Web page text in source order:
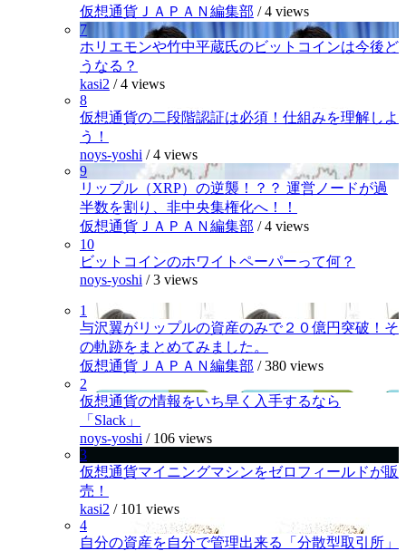
仮想通貨ＪＡＰＡＮ編集部 /4 views
7
ホリエモンや竹中平蔵氏のビットコインは今後ど
うなる？
kasi2 /4 views
8
仮想通貨の二段階認証は必須！仕組みを理解しよ
う！
noys-yoshi /4 views
9
リップル（XRP）の逆襲！？？ 運営ノードが過
半数を割り、非中央集権化へ！！
仮想通貨ＪＡＰＡＮ編集部 /4 views
10
ビットコインのホワイトペーパーって何？
noys-yoshi /3 views
1
与沢翼がリップルの資産のみで２０億円突破！そ
の軌跡をまとめてみました。
仮想通貨ＪＡＰＡＮ編集部 /380 views
2
仮想通貨の情報をいち早く入手するなら
「Slack」
noys-yoshi / 106 views
3
仮想通貨マイニングマシンをゼロフィールドが販
売！
kasi2 / 101 views
4
自分の資産を自分で管理出来る「分散型取引所」